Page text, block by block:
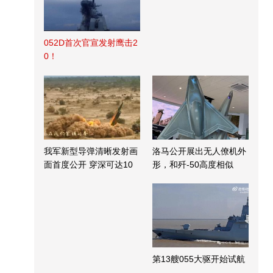
052D首次官宣发射鹰击2
0！
我军新型导弹清晰发射画
面首度公开 穿深可达10
洛马公开展出无人僚机外
形，和歼-50高度相似
第13艘055大驱开始试航